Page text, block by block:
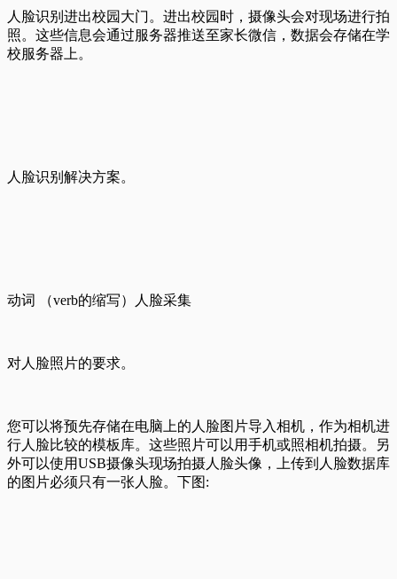
人脸识别进出校园大门。进出校园时，摄像头会对现场进行拍
照。这些信息会通过服务器推送至家长微信，数据会存储在学
校服务器上。
人脸识别解决方案。
动词 （verb的缩写）人脸采集
对人脸照片的要求。
您可以将预先存储在电脑上的人脸图片导入相机，作为相机进
行人脸比较的模板库。这些照片可以用手机或照相机拍摄。另
外可以使用USB摄像头现场拍摄人脸头像，上传到人脸数据库
的图片必须只有一张人脸。下图: